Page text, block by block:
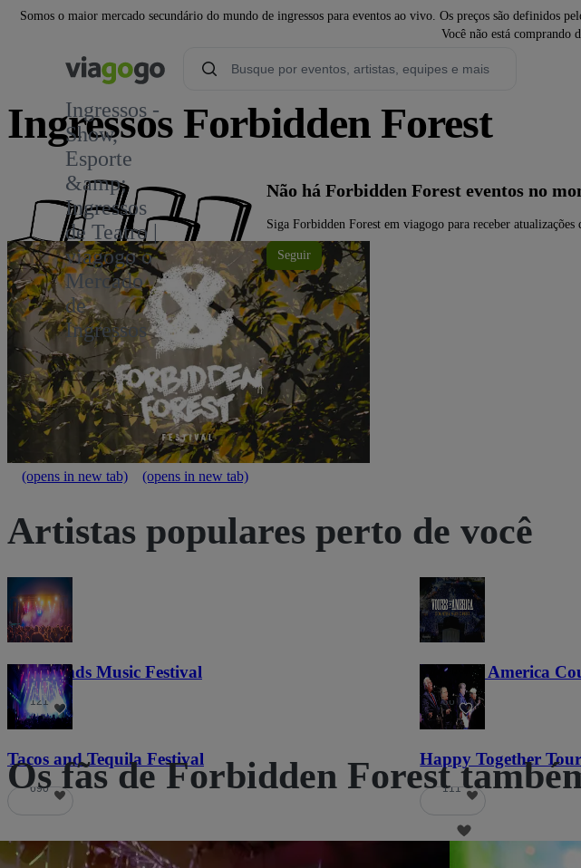
Somos o maior mercado secundário do mundo de ingressos para eventos ao vivo. Os preços são definidos
Você não está comprando
Ingressos -
Show,
Esporte
&amp;
Ingressos
de Teatro |
viagogo o
Mercado
de
Ingressos
Ingressos Forbidden Forest
Não há Forbidden Forest eventos no
Siga Forbidden Forest em viagogo para receber
Seguir
(opens in new tab) (opens in new tab)
Artistas populares perto de você
Lost Lands Music Festival
121
Voices of America
36
Tacos and Tequila Festival
690
Happy Together Tour
111
Os fãs de Forbidden Forest